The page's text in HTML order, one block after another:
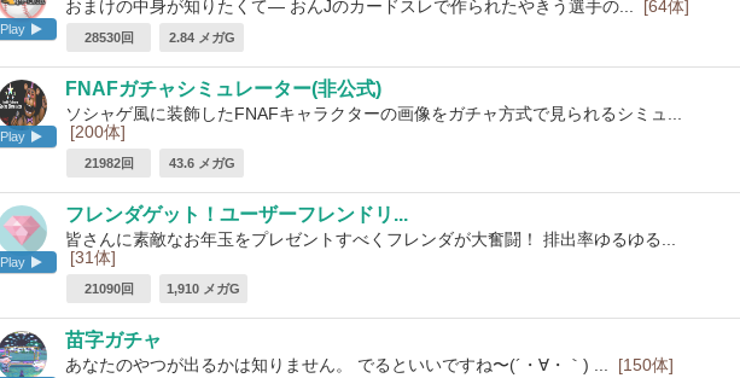
Play
おまけの中身が知りたくて― おんJのカードスレで作られたやきう選手の... [64体]
28530回 2.84 メガG
Play
FNAFガチャシミュレーター(非公式)
ソシャゲ風に装飾したFNAFキャラクターの画像をガチャ方式で見られるシミュ...
[200体]
21982回 43.6 メガG
Play
フレンダゲット！ユーザーフレンドリ...
皆さんに素敵なお年玉をプレゼントすべくフレンダが大奮闘！ 排出率ゆるゆる...
[31体]
21090回 1,910 メガG
苗字ガチャ
あなたのやつが出るかは知りません。 でるといいですね〜(´・∀・｀) ... [150体]